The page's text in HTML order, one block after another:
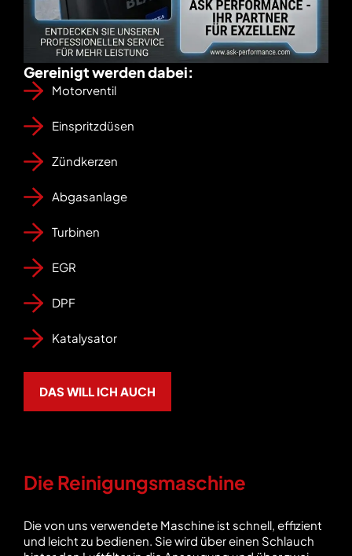
Gereinigt werden dabei:
Motorventil
Einspritzdüsen
Zündkerzen
Abgasanlage
Turbinen
EGR
DPF
Katalysator
DAS WILL ICH AUCH
Die Reinigungsmaschine
Die von uns verwendete Maschine ist schnell, effizient
und leicht zu bedienen. Sie wird über einen Schlauch